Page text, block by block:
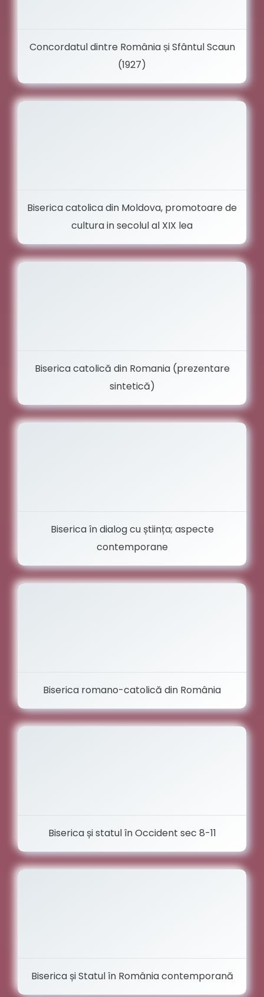
Concordatul dintre România și Sfântul Scaun
(1927)
Biserica catolica din Moldova, promotoare de
cultura in secolul al XIX lea
Biserica catolică din Romania (prezentare
sintetică)
Biserica în dialog cu știința; aspecte
contemporane
Biserica romano-catolică din România
Biserica și statul în Occident sec 8-11
Biserica și Statul în România contemporană